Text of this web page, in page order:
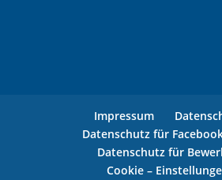
Impressum
Datenschutz für
Datenschutz für
Cookie –